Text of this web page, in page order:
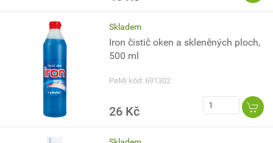
Skladem
Iron čistič oken a skleněných ploch,
500 ml
PeMi kód: 691302
26 Kč